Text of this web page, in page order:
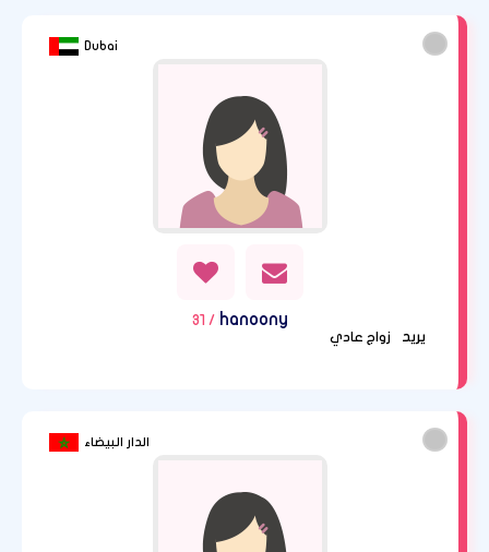
Dubai
hanoony
/ 31
يريد
زواج عادي
الدار البيضاء